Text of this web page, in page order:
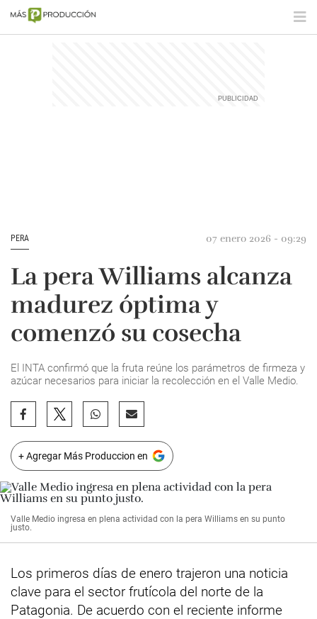
PERA 07 enero 2026 - 09:29
La pera Williams alcanza
madurez óptima y
comenzó su cosecha
El INTA confirmó que la fruta reúne los parámetros de firmeza y
azúcar necesarios para iniciar la recolección en el Valle Medio.
+ Agregar Más Produccion en
Valle Medio ingresa en plena actividad con la pera Williams en su punto
justo.
Los primeros días de enero trajeron una noticia
clave para el sector frutícola del norte de la
Patagonia. De acuerdo con el reciente informe